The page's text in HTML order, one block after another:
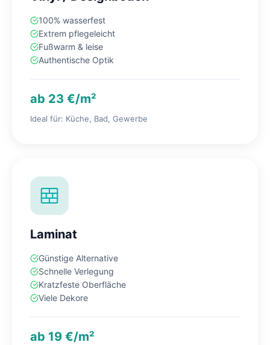
100% wasserfest
Extrem pflegeleicht
Fußwarm & leise
Authentische Optik
ab 23 €/m²
Ideal für: Küche, Bad, Gewerbe
Laminat
Günstige Alternative
Schnelle Verlegung
Kratzfeste Oberfläche
Viele Dekore
ab 19 €/m²